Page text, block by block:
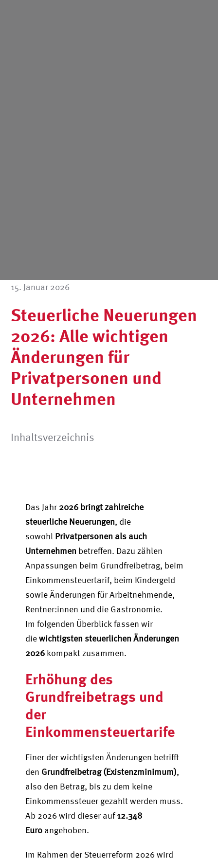
15. Januar 2026
Steuerliche Neuerungen
2026: Alle wichtigen
Änderungen für
Privatpersonen und
Unternehmen
Inhaltsverzeichnis
Das Jahr 2026 bringt zahlreiche
steuerliche Neuerungen, die
sowohl Privatpersonen als auch
Unternehmen betreffen. Dazu zählen
Anpassungen beim Grundfreibetrag, beim
Einkommensteuertarif, beim Kindergeld
sowie Änderungen für Arbeitnehmende,
Rentner:innen und die Gastronomie.
Im folgenden Überblick fassen wir
diewichtigsten steuerlichen Änderungen
2026 kompakt zusammen.
Erhöhung des
Grundfreibetrags und
der
Einkommensteuertarife
Einer der wichtigsten Änderungen betrifft
den Grundfreibetrag (Existenzminimum),
also den Betrag, bis zu dem keine
Einkommenssteuer gezahlt werden muss.
Ab 2026 wird dieser auf12.348
Euro angehoben.
Im Rahmen der Steuerreform 2026 wird